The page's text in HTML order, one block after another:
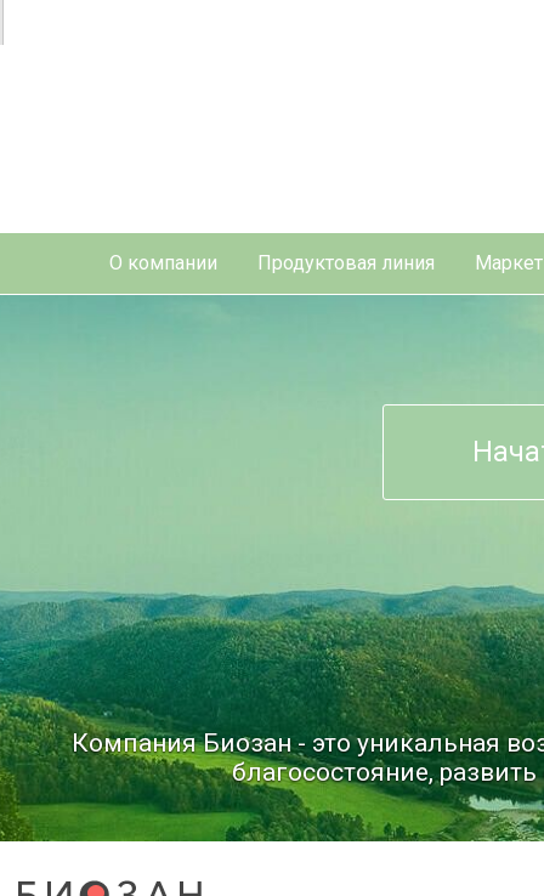
О компании Продуктовая линия
Компания Биозан - это уникальная
благосостояние,